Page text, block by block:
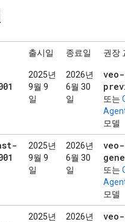
출시일 종료일 권장
2025년
9월 9
일
2026년
6월 30
일
또는
모델
2025년
9월 9
일
2026년
6월 30
일
또는
모델
2025년
2026년